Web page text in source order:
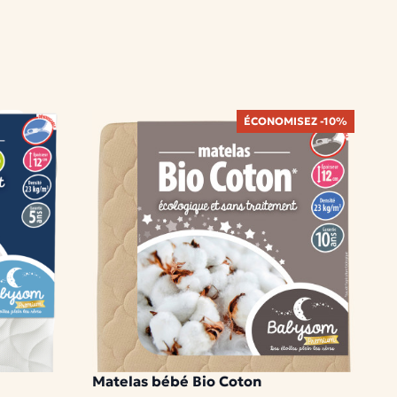
Matelas bébé Bio Coton
1 modèle disponible
ÉCONOMISEZ -10%